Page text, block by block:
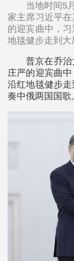
当地时间5
家主席习近平
的迎宾曲中，
地毯健步走到
普京在乔
庄严的迎宾曲
沿红地毯健步
奏中俄两国国歌